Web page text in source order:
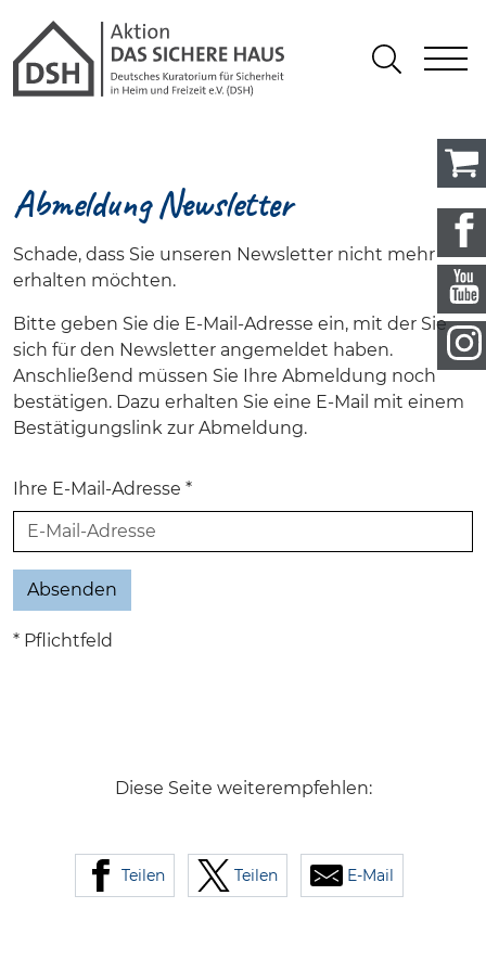
Gathmann Michaelis und
Suchen
Abmeldung Newsletter
Schade, dass Sie unseren Newsletter nicht mehr
erhalten möchten.
Bitte geben Sie die E-Mail-Adresse ein, mit der Sie
sich für den Newsletter angemeldet haben.
Anschließend müssen Sie Ihre Abmeldung noch
bestätigen. Dazu erhalten Sie eine E-Mail mit einem
Bestätigungslink zur Abmeldung.
Ihre E-Mail-Adresse *
* Pflichtfeld
Diese Seite weiterempfehlen:
Teilen Teilen E-Mail